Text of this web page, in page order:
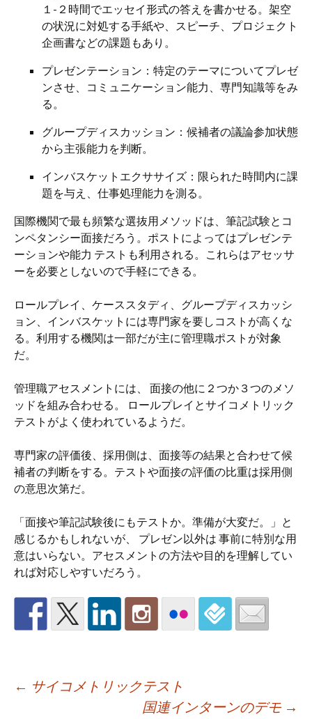
１-２時間でエッセイ形式の答えを書かせる。架空
の状況に対処する手紙や、スピーチ、プロジェクト
企画書などの課題もあり。
プレゼンテーション：特定のテーマについてプレゼ
ンさせ、コミュニケーション能力、専門知識等をみ
る。
グループディスカッション：候補者の議論参加状態
から主張能力を判断。
インバスケットエクササイズ：限られた時間内に課
題を与え、仕事処理能力を測る。
国際機関で最も頻繁な選抜用メソッドは、筆記試験とコ
ンペタンシー面接だろう。ポストによってはプレゼンテ
ーションや能力 テストも利用される。これらはアセッサ
ーを必要としないので手軽にできる。
ロールプレイ、ケーススタディ、グループディスカッシ
ョン、インバスケットには専門家を要しコストが高くな
る。利用する機関は一部だが主に管理職ポストが対象
だ。
管理職アセスメントには、 面接の他に２つか３つのメソ
ッドを組み合わせる。 ロールプレイとサイコメトリック
テストがよく使われているようだ。
専門家の評価後、採用側は、面接等の結果と合わせて候
補者の判断をする。テストや面接の評価の比重は採用側
の意思次第だ。
「面接や筆記試験後にもテストか。準備が大変だ。」と
感じるかもしれないが、 プレゼン以外は 事前に特別な用
意はいらない。アセスメントの方法や目的を理解してい
れば対応しやすいだろう。
Post
← サイコメトリックテスト
国連インターンのデモ →